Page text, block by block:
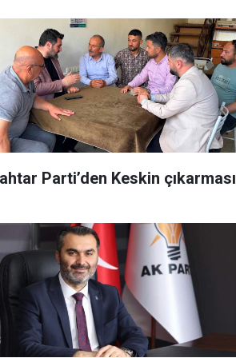
Parti’den Keskin çıkarması